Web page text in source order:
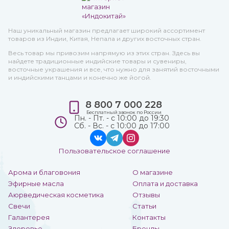
Наш уникальный магазин предлагает широкий ассортимент
товаров из Индии, Китая, Непала и других восточных стран.
Весь товар мы привозим напрямую из этих стран. Здесь вы
найдете традиционные индийские товары и сувениры,
восточные украшения и все, что нужно для занятий восточными
и индийскими танцами и конечно же йогой.
Арома и благовония
Эфирные масла
Аюрведическая косметика
Свечи
Галантерея
О магазине
Оплата и доставка
Отзывы
Статьи
Контакты
8 800 7 000 228
Бесплатный звонок по России
Пн. - Пт. - с 10:00 до 19:30
Сб. - Вс. - с 10:00 до 17:00
Пользовательское соглашение